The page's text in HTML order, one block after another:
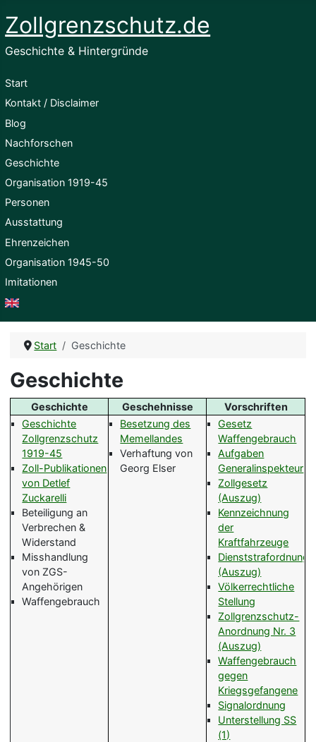
Zollgrenzschutz.de
Geschichte & Hintergründe
Start
Kontakt / Disclaimer
Blog
Nachforschen
Geschichte
Organisation 1919-45
Personen
Ausstattung
Ehrenzeichen
Organisation 1945-50
Imitationen
English
Start Geschichte
Geschichte
Geschichte Geschehnisse
Vorschriften
Geschichte
Zollgrenzschutz
1919-45
Zoll-Publikationen
von Detlef
Zuckarelli
Beteiligung an
Verbrechen &
Widerstand
Misshandlung
von ZGS-
Angehörigen
Waffengebrauch
Besetzung des
Memellandes
Verhaftung von
Georg Elser
Gesetz
Waffengebrauch
Aufgaben
Generalinspekteur
Zollgesetz
(Auszug)
Kennzeichnung
der
Kraftfahrzeuge
Dienststrafordnung
(Auszug)
Völkerrechtliche
Stellung
Zollgrenzschutz-
Anordnung Nr. 3
(Auszug)
Waffengebrauch
gegen
Kriegsgefangene
Signalordnung
Unterstellung SS
(1)